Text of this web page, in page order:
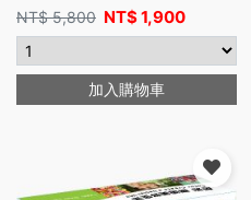
NT$5,800 NT$1,900
加入購物車